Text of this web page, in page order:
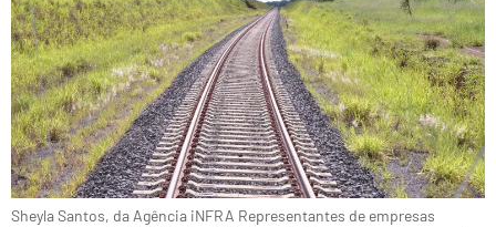
Sheyla Santos, da Agência iNFRA Representantes de empresas